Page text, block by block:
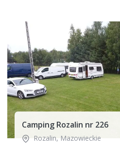
Camping Rozalin nr 226
Rozalin, Mazowieckie